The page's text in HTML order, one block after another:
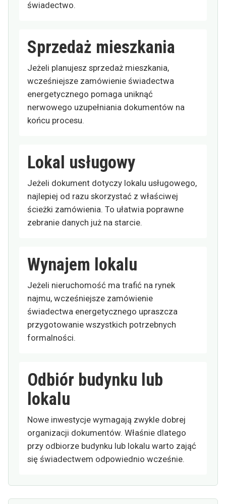
świadectwo.
Sprzedaż mieszkania
Jeżeli planujesz sprzedaż mieszkania,
wcześniejsze zamówienie świadectwa
energetycznego pomaga uniknąć
nerwowego uzupełniania dokumentów na
końcu procesu.
Lokal usługowy
Jeżeli dokument dotyczy lokalu usługowego,
najlepiej od razu skorzystać z właściwej
ścieżki zamówienia. To ułatwia poprawne
zebranie danych już na starcie.
Wynajem lokalu
Jeżeli nieruchomość ma trafić na rynek
najmu, wcześniejsze zamówienie
świadectwa energetycznego upraszcza
przygotowanie wszystkich potrzebnych
formalności.
Odbiór budynku lub
lokalu
Nowe inwestycje wymagają zwykle dobrej
organizacji dokumentów. Właśnie dlatego
przy odbiorze budynku lub lokalu warto zająć
się świadectwem odpowiednio wcześnie.